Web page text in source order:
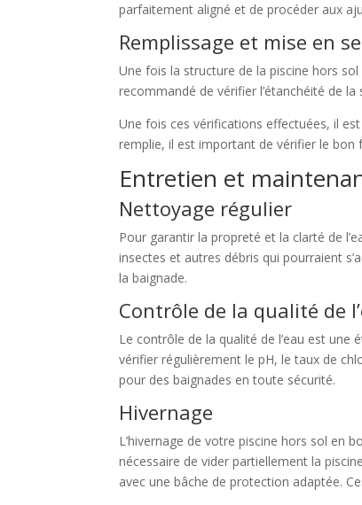
parfaitement aligné et de procéder aux
Remplissage et mise en
Une fois la structure de la piscine hors
recommandé de vérifier l’étanchéité de la
Une fois ces vérifications effectuées, il
remplie, il est important de vérifier le
Entretien et
Nettoyage régulier
Pour garantir la propreté et la clarté de
insectes et autres débris qui pourraient
la baignade.
Contrôle de la qualité de
Le contrôle de la qualité de l’eau est une
vérifier régulièrement le pH, le taux de
pour des baignades en toute sécurité.
Hivernage
L’hivernage de votre piscine hors sol en
nécessaire de vider partiellement la
avec une bâche de protection adaptée.